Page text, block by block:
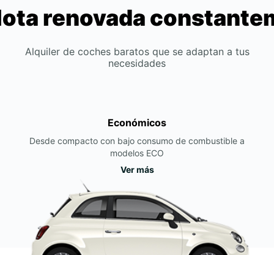
renovada
Alquiler de coches baratos que se adaptan a tus
necesidades
Económicos
Desde compacto con bajo consumo de combustible a
modelos ECO
Ver más